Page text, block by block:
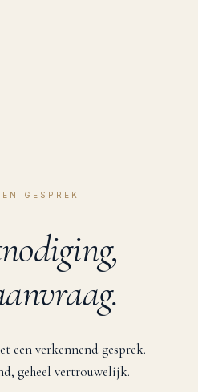
GESPREK
een verkennend gesprek.
geheel vertrouwelijk.